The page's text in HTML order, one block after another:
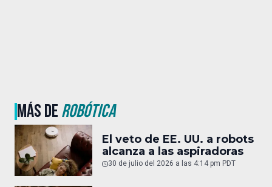
MÁS DEROBÓTICA
El veto de EE. UU. a robots
alcanza a las aspiradoras
30 de julio del 2026 a las 4:14 pm PDT